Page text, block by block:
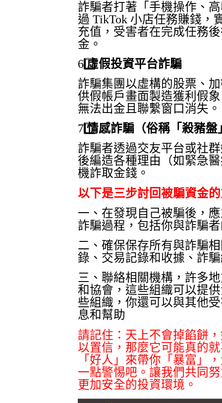
詐騙者打著「手機操作、
過 TikTok 小店任務賺錢，
充值，受害者在完成任務
金。
6️ 虛假投資平台詐騙
詐騙集團以虛構的股票、
供假帳戶畫面製造獲利假
無法出金且聯繫窗口消失。
7️ 情感詐騙（俗稱「殺豬盤
詐騙者透過交友平台或社
後編造各種理由（如緊急
機詐取金錢。
以下是三步討回被騙資金
一、在發現自己被騙後，
詐騙過程，包括你與詐騙
二、確保保存所有與詐騙
錄、交易記錄和收據、詐
三、聯絡相關機構，許多
和協會，這些組織可以提
些組織，你還可以與其他
息和幫助
請記住：天上不會掉餡餅
以置信，那麼它可能真的
「好人」來帶你「暴富」
一點警惕吧。讓我們共同
更加安全的投資環境。